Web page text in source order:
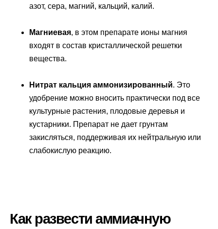
азот, сера, магний, кальций, калий.
Магниевая, в этом препарате ионы магния
входят в состав кристаллической решетки
вещества.
Нитрат кальция аммонизированный. Это
удобрение можно вносить практически под все
культурные растения, плодовые деревья и
кустарники. Препарат не дает грунтам
закисляться, поддерживая их нейтральную или
слабокислую реакцию.
Как развести аммиачную